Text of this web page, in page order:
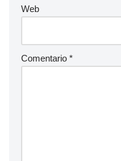
Web
Comentario *